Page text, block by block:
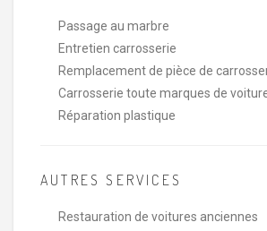
Passage au marbre
Entretien carrosserie
Remplacement de pièce de
Carrosserie toute marques de
Réparation plastique
AUTRES SERVICES
Restauration de voitures anciennes